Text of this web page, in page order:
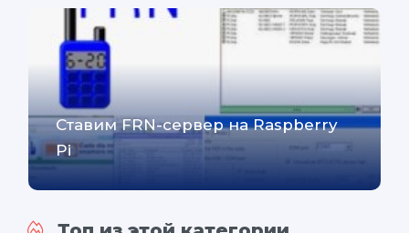
Ставим FRN-сервер на Raspberry
Pi